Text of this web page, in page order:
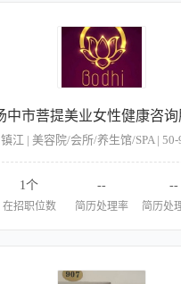
镇江 | 美容院/会所/养生馆/SPA | 50-
1个
在招职位数
--
简历处理率
--
简历处